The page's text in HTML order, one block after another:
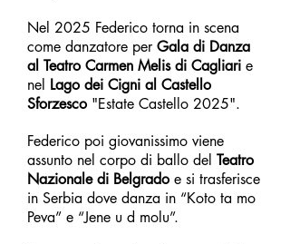
Nel 2025 Federico torna in scena
come danzatore perGala di Danza
al Teatro Carmen Melis di Cagliari e
nel Lago dei Cigni al Castello
Sforzesco "Estate Castello 2025".
Federico poi giovanissimo viene
assunto nel corpo di ballo del Teatro
Nazionale di Belgrado e si trasferisce
in Serbia dove danza in “Koto ta mo
Peva” e “Jene u d molu”.